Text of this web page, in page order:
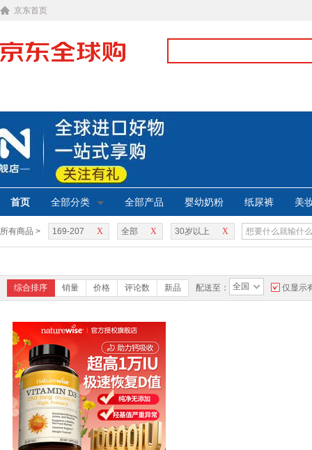
京东首页
首页 全部分类 全部产品 婴幼奶粉 纸尿裤 美
所有商品 > X
169-207 X
全部 X
30岁以上
综合排序 销量 价格 评论数 新品 配送至： 全国 仅显示